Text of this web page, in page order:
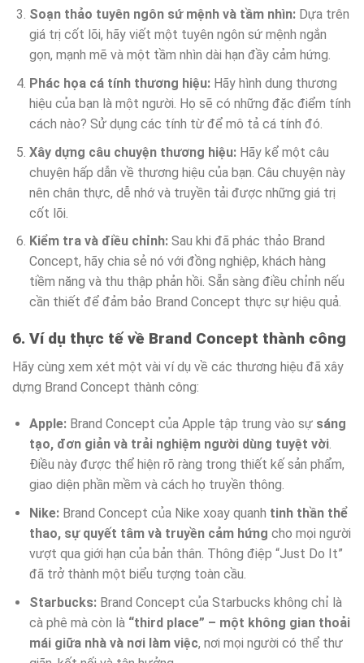
Soạn thảo tuyên ngôn sứ mệnh và tầm nhìn:Dựa trên
giá trị cốt lõi, hãy viết một tuyên ngôn sứ mệnh ngắn
gọn, mạnh mẽ và một tầm nhìn dài hạn đầy cảm hứng.
Phác họa cá tính thương hiệu:Hãy hình dung thương
hiệu của bạn là một người. Họ sẽ có những đặc điểm tính
cách nào? Sử dụng các tính từ để mô tả cá tính đó.
Xây dựng câu chuyện thương hiệu:Hãy kể một câu
chuyện hấp dẫn về thương hiệu của bạn. Câu chuyện này
nên chân thực, dễ nhớ và truyền tải được những giá trị
cốt lõi.
Kiểm tra và điều chỉnh:Sau khi đã phác thảo Brand
Concept, hãy chia sẻ nó với đồng nghiệp, khách hàng
tiềm năng và thu thập phản hồi. Sẵn sàng điều chỉnh nếu
cần thiết để đảm bảo Brand Concept thực sự hiệu quả.
6. Ví dụ thực tế về Brand Concept thành công
Hãy cùng xem xét một vài ví dụ về các thương hiệu đã xây
dựng Brand Concept thành công:
Apple:Brand Concept của Apple tập trung vào sự sáng
tạo, đơn giản và trải nghiệm người dùng tuyệt vời.
Điều này được thể hiện rõ ràng trong thiết kế sản phẩm,
giao diện phần mềm và cách họ truyền thông.
Nike:Brand Concept của Nike xoay quanh tinh thần thể
thao, sự quyết tâm và truyền cảm hứng cho mọi người
vượt qua giới hạn của bản thân. Thông điệp “Just Do It”
đã trở thành một biểu tượng toàn cầu.
Starbucks:Brand Concept của Starbucks không chỉ là
cà phê mà còn là “third place” – một không gian thoải
mái giữa nhà và nơi làm việc, nơi mọi người có thể thư